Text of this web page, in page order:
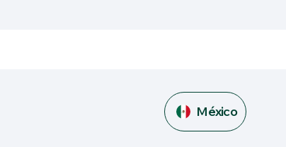
México